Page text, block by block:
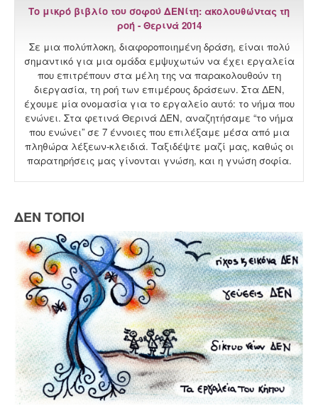
Το μικρό βιβλίο του σοφού ΔΕΝίτη: ακολουθώντας τη
ροή - Θερινά 2014
Σε μια πολύπλοκη, διαφοροποιημένη δράση, είναι πολύ
σημαντικό για μια ομάδα εμψυχωτών να έχει εργαλεία
που επιτρέπουν στα μέλη της να παρακολουθούν τη
διεργασία, τη ροή των επιμέρους δράσεων. Στα ΔΕΝ,
έχουμε μία ονομασία για το εργαλείο αυτό: το νήμα που
ενώνει. Στα φετινά Θερινά ΔΕΝ, αναζητήσαμε “το νήμα
που ενώνει” σε 7 έννοιες που επιλέξαμε μέσα από μια
πληθώρα λέξεων-κλειδιά. Ταξιδέψτε μαζί μας, καθώς οι
παρατηρήσεις μας γίνονται γνώση, και η γνώση σοφία.
ΔΕΝ ΤΟΠΟΙ